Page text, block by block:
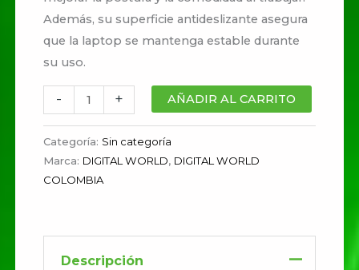
Además, su superficie antideslizante asegura
que la laptop se mantenga estable durante
su uso.
- + AÑADIR AL CARRITO
Categoría: Sin categoría
Marca: DIGITAL WORLD, DIGITAL WORLD
COLOMBIA
Descripción